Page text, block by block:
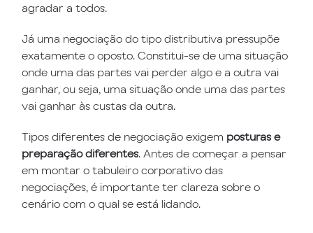
agradar a todos.
Já uma negociação do tipo distributiva pressupõe
exatamente o oposto. Constitui-se de uma situação
onde uma das partes vai perder algo e a outra vai
ganhar, ou seja, uma situação onde uma das partes
vai ganhar às custas da outra.
Tipos diferentes de negociação exigem posturas e
preparação diferentes. Antes de começar a pensar
em montar o tabuleiro corporativo das
negociações, é importante ter clareza sobre o
cenário com o qual se está lidando.